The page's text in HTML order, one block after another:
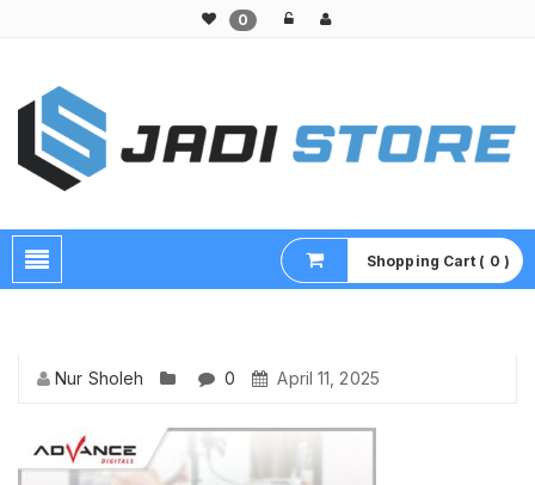
0
Shopping Cart ( 0 )
Nur Sholeh 0 April 11, 2025